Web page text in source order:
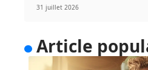
31 juillet 2026
Article